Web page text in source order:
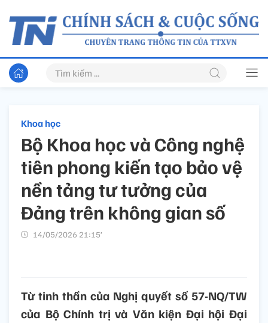
Khoa học
Bộ Khoa học và Công nghệ
tiên phong kiến tạo bảo vệ
nền tảng tư tưởng của
Đảng trên không gian số
14/05/2026 21:15’
Từ tinh thần của Nghị quyết số 57-NQ/TW
của Bộ Chính trị và Văn kiện Đại hội Đại